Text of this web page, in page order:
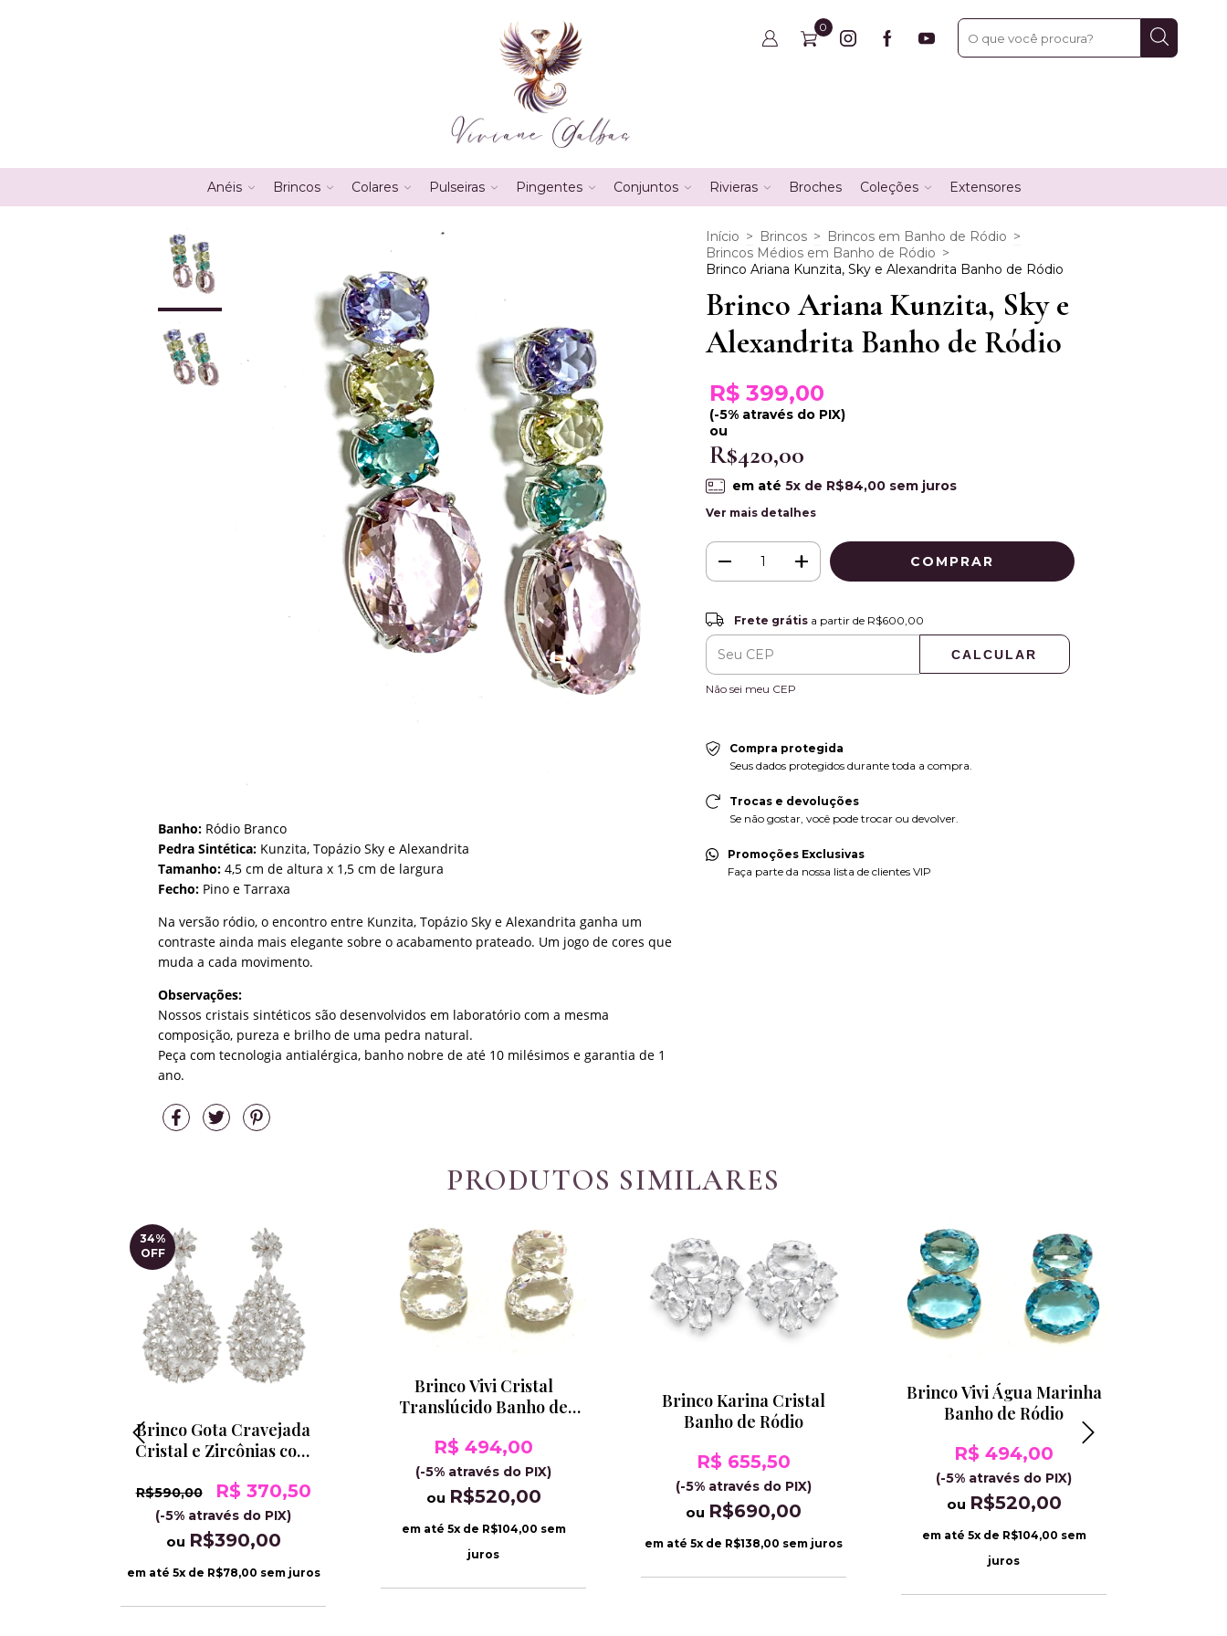
0
Anéis Brincos Colares Pulseiras Pingentes Conjuntos Rivieras Broches Coleções Extensores
Banho: Ródio Branco
Pedra Sintética: Kunzita, Topázio Sky e Alexandrita
Tamanho: 4,5 cm de altura x 1,5 cm de largura
Fecho: Pino e Tarraxa
Na versão ródio, o encontro entre Kunzita, Topázio Sky e Alexandrita ganha um
contraste ainda mais elegante sobre o acabamento prateado. Um jogo de cores que
muda a cada movimento.
Observações:
Nossos cristais sintéticos são desenvolvidos em laboratório com a mesma
composição, pureza e brilho de uma pedra natural.
Peça com tecnologia antialérgica, banho nobre de até 10 milésimos e garantia de 1
ano.
Início > Brincos > Brincos em Banho de Ródio >
Brincos Médios em Banho de Ródio >
Brinco Ariana Kunzita, Sky e Alexandrita Banho de Ródio
Brinco Ariana Kunzita, Sky e
Alexandrita Banho de Ródio
R$ 399,00
(-5% através do PIX)
ou
R$420,00
em até 5x de R$84,00sem juros
Ver mais detalhes
Frete grátis
Entregas para o CEP: ALTERAR CEP
Frete grátisa partir de R$600,00
CALCULAR
Não sei meu CEP
Compra protegida
Seus dados protegidos durante toda a compra.
Trocas e devoluções
Se não gostar, você pode trocar ou devolver.
Promoções Exclusivas
Faça parte da nossa lista de clientes VIP
PRODUTOS SIMILARES
34%
OFF
Brinco Gota Cravejada
Cristal e Zircônias com
R$590,00 R$ 370,50
(-5% através do PIX)
ou R$390,00
em até 5x de R$78,00 sem juros
Brinco Vivi Cristal
Translúcido Banho de
R$ 494,00
(-5% através do PIX)
ou R$520,00
em até 5x de R$104,00 sem
juros
Brinco Karina Cristal
Banho de Ródio
R$ 655,50
(-5% através do PIX)
ou R$690,00
em até 5x de R$138,00 sem juros
Brinco Vivi Água Marinha
Banho de Ródio
R$ 494,00
(-5% através do PIX)
ou R$520,00
em até 5x de R$104,00 sem
juros